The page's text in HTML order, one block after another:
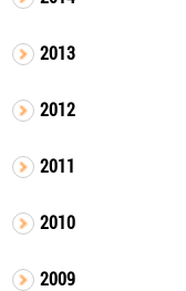
2013
2012
2011
2010
2009